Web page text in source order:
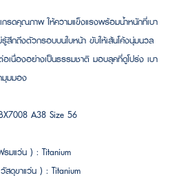
รดคุณภาพ ให้ความแข็งแรงพร้อมน้ำหนักที่เบา
สึกถึงตัวกรอบบนใบหน้า ขับให้เส้นโค้งนุ่มนวล
อเนื่องอย่างเป็นธรรมชาติ มอบลุคที่ดูโปร่ง เบา
มุมมอง
A38 Size 56
รมแว่น ) : Titanium
วัสดุขาแว่น ) : Titanium